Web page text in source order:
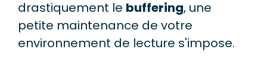
drastiquement le buffering, une
petite maintenance de votre
environnement de lecture s'impose.